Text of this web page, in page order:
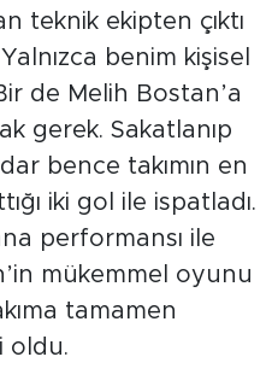
teknik ekipten çıktı
benim kişisel
de Melih Bostan’a
gerek. Sakatlanıp
bence takımın en
iki gol ile ispatladı.
performansı ile
mükemmel oyunu
tamamen
oldu.